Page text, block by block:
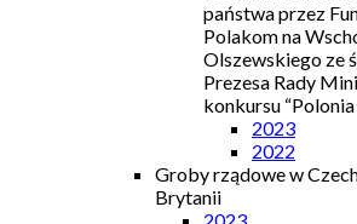
państwa przez
Polakom na
Olszewskiego ze
Prezesa Rady
konkursu
2023
2022
Groby rządowe w
Brytanii